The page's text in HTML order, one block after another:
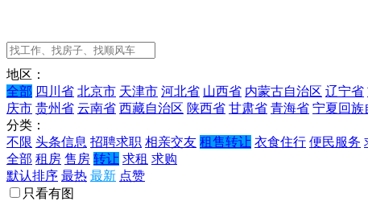
地区：
全部 四川省 北京市 天津市 河北省 山西省 内蒙古自治区 辽宁省
庆市 贵州省 云南省 西藏自治区 陕西省 甘肃省 青海省 宁夏回族
分类：
不限 头条信息 招聘求职 相亲交友 租售转让 衣食住行 便民服务
全部 租房 售房 转让 求租 求购
默认排序 最热 最新 点赞
只看有图